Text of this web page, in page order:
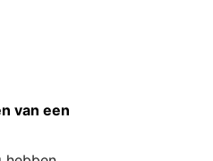
van een